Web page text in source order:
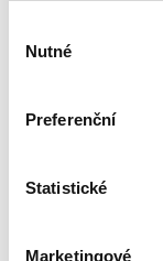
souhlasu
Nutné
Preferenční
Statistické
Marketingové